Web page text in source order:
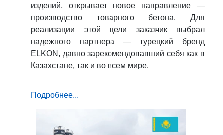
изделий, открывает новое направление —
производство товарного бетона. Для
реализации этой цели заказчик выбрал
надежного партнера — турецкий бренд
ELKON, давно зарекомендовавший себя как в
Казахстане, так и во всем мире.
Подробнее...